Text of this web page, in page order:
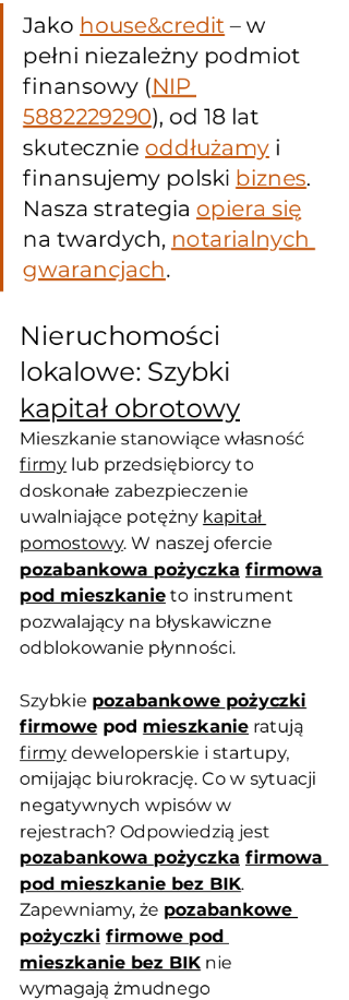
Jako house&credit – w
pełni niezależny podmiot
finansowy (NIP
5882229290), od 18 lat
skutecznie oddłużamy i
finansujemy polski biznes.
Nasza strategia opiera się
na twardych, notarialnych
gwarancjach.
Nieruchomości
lokalowe: Szybki
kapitał obrotowy
Mieszkanie stanowiące własność
firmy lub przedsiębiorcy to
doskonałe zabezpieczenie
uwalniające potężny kapitał
pomostowy. W naszej ofercie
pozabankowa pożyczka firmowa
pod mieszkanie to instrument
pozwalający na błyskawiczne
odblokowanie płynności.
Szybkie pozabankowe pożyczki
firmowe pod mieszkanie ratują
firmy deweloperskie i startupy,
omijając biurokrację. Co w sytuacji
negatywnych wpisów w
rejestrach? Odpowiedzią jest
pozabankowa pożyczka firmowa
pod mieszkanie bez BIK.
Zapewniamy, że pozabankowe
pożyczki firmowe pod
mieszkanie bez BIK nie
wymagają żmudnego